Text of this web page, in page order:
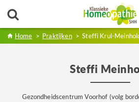
Home > Praktijken > Steffi Krul-
Steffi
Gezondheidscentrum Voorhof (volg